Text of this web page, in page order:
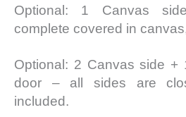
Optional: 1 Canvas
complete covered in
Optional: 2 Canvas side +
door – all sides are
included.